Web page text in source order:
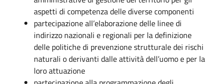
aspetti di competenza delle diverse componenti
partecipazione all’elaborazione delle linee di
indirizzo nazionali e regionali per la definizione
delle politiche di prevenzione strutturale dei rischi
naturali o derivanti dalle attività dell’uomo e per la
loro attuazione